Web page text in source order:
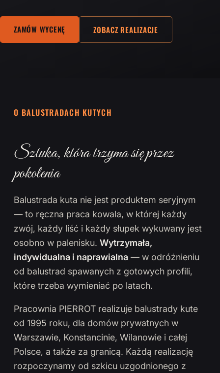
ZAMÓW WYCENĘ ZOBACZ REALIZACJE
O BALUSTRADACH KUTYCH
Sztuka, która trzyma się przez
pokolenia
Balustrada kuta nie jest produktem seryjnym
— to ręczna praca kowala, w której każdy
zwój, każdy liść i każdy słupek wykuwany jest
osobno w palenisku. Wytrzymała,
indywidualna i naprawialna — w odróżnieniu
od balustrad spawanych z gotowych profili,
które trzeba wymieniać po latach.
Pracownia PIERROT realizuje balustrady kute
od 1995 roku, dla domów prywatnych w
Warszawie, Konstancinie, Wilanowie i całej
Polsce, a także za granicą. Każdą realizację
rozpoczynamy od szkicu uzgodnionego z